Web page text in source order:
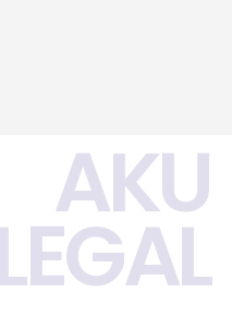
AKU